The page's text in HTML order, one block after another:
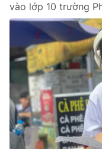
vào lớp 10 trường